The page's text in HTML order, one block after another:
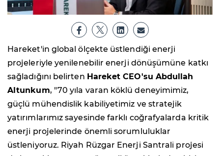
Hareket'in global ölçekte üstlendiği enerji
projeleriyle yenilenebilir enerji dönüşümüne katkı
sağladığını belirten Hareket CEO'su Abdullah
Altunkum, "70 yıla varan köklü deneyimimiz,
güçlü mühendislik kabiliyetimiz ve stratejik
yatırımlarımız sayesinde farklı coğrafyalarda kritik
enerji projelerinde önemli sorumluluklar
üstleniyoruz. Riyah Rüzgar Enerji Santrali projesi